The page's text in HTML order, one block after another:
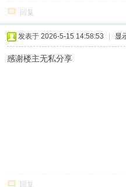
回复
发表于 2026-5-15 14:58:53 显
感谢楼主无私分享
回复